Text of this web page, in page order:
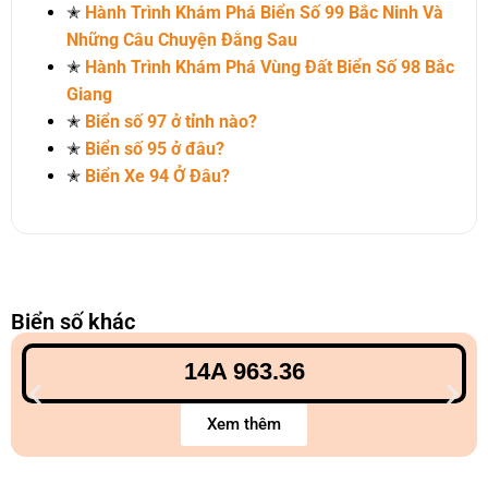
✭ Hành Trình Khám Phá Biển Số 99 Bắc Ninh Và
Những Câu Chuyện Đằng Sau
✭ Hành Trình Khám Phá Vùng Đất Biển Số 98 Bắc
Giang
✭ Biển số 97 ở tỉnh nào?
✭ Biển số 95 ở đâu?
✭ Biển Xe 94 Ở Đâu?
Biển số khác
14A 963.36
Xem thêm